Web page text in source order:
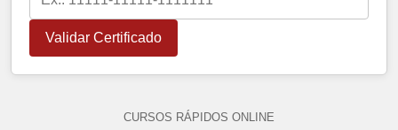
Validar Certificado
CURSOS RÁPIDOS ONLINE